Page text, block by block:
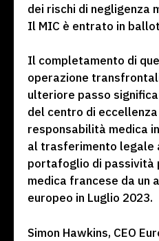
dei rischi di negligenza
Il MIC è entrato in
Il completamento di
operazione
ulteriore passo
del centro di
responsabilità medica
al trasferimento legale
portafoglio di passività
medica francese da un
europeo in Luglio 2023.
Simon Hawkins, CEO